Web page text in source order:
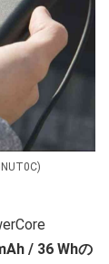
/ 36 Whの